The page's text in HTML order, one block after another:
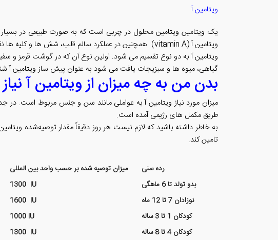
ویتامین آ
یک ویتامین ویتامین محلول در چربی است که به صورت طبیعی در
ویتامین آ (vitamin A) همچنین در عملکرد سالم قلب، شش ها و کلیه ها نقش دارد.
ویتامین آ به دو نوع تقسیم می شود. اولین نوع آن که در گوشت قرمز و
گیاهی، میوه ها و سبزیجات یافت می شود به عنوان پیش ساز ویتامین آ
بدن من به چه میزان از ویتامین آ نیاز
میزان مورد نیاز ویتامین آ به عواملی مانند سن و جنس مربوط است. در
طریق مکمل های رژیمی آمده است.
تامین کند.
رده سنی
بدو تولد تا 6 ماهگی
1300 IU
نوزادان 7 تا 12 ماه
1600 IU
کودکان 1 تا 3 ساله
1000 IU
کودکان 4 تا 8 ساله
1300 IU